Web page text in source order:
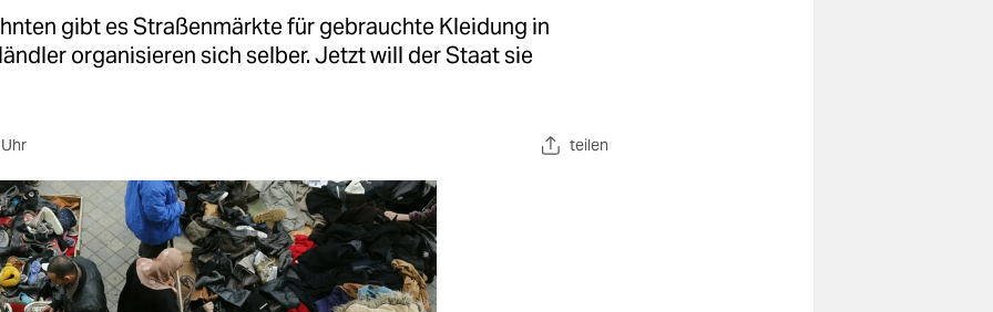
gibt es Straßenmärkte für gebrauchte Kleidung in
organisieren sich selber. Jetzt will der Staat sie
teilen